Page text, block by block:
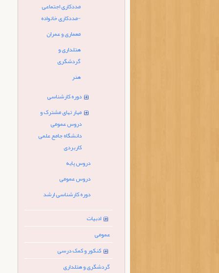
مددکاری اجتماعی
-مددکاری خانواده
معماری و عمران
هتلداری و
گردشگری
هنر
دوره کارشناسی
مهار تهای مشترک و
دروس عمومی
دانشگاه جامع علمی
کاربردی
دروس پایه
دروس عمومی
دوره کارشناسی ارشد
ادبیات
عمومی
کنکور و کمک درسی
گردشگری و هتلداری